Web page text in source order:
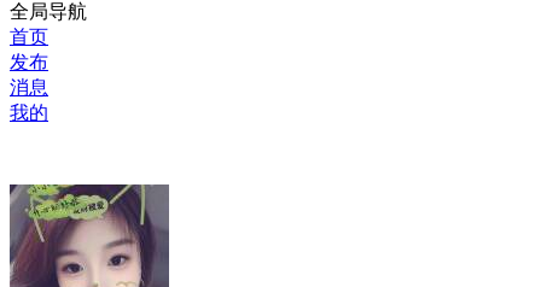
全局导航
首页
发布
消息
我的